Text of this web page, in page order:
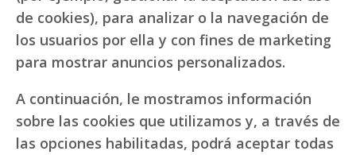
de cookies), para analizar o la navegación de
los usuarios por ella y con fines de marketing
para mostrar anuncios personalizados.
A continuación, le mostramos información
sobre las cookies que utilizamos y, a través de
las opciones habilitadas, podrá aceptar todas